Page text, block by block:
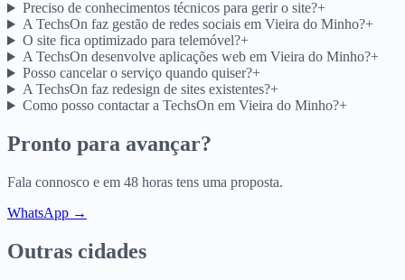
Preciso de conhecimentos técnicos para gerir o site?+
A TechsOn faz gestão de redes sociais em Vieira do Minho?+
O site fica optimizado para telemóvel?+
A TechsOn desenvolve aplicações web em Vieira do Minho?+
Posso cancelar o serviço quando quiser?+
A TechsOn faz redesign de sites existentes?+
Como posso contactar a TechsOn em Vieira do Minho?+
Pronto para avançar?
Fala connosco e em 48 horas tens uma proposta.
WhatsApp →
Outras cidades